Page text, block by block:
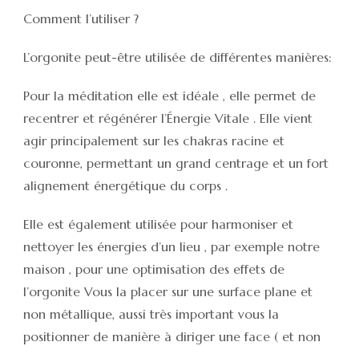
Comment l’utiliser ?
L’orgonite peut-être utilisée de différentes manières:
Pour la méditation elle est idéale , elle permet de
recentrer et régénérer l’Énergie Vitale . Elle vient
agir principalement sur les chakras racine et
couronne, permettant un grand centrage et un fort
alignement énergétique du corps .
Elle est également utilisée pour harmoniser et
nettoyer les énergies d’un lieu , par exemple notre
maison , pour une optimisation des effets de
l’orgonite Vous la placer sur une surface plane et
non métallique, aussi très important vous la
positionner de manière à diriger une face ( et non